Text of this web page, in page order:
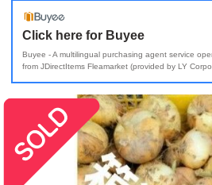
Click here for Buyee
Buyee - A multilingual purchasing agent service
from JDirectItems Fleamarket (provided by LY